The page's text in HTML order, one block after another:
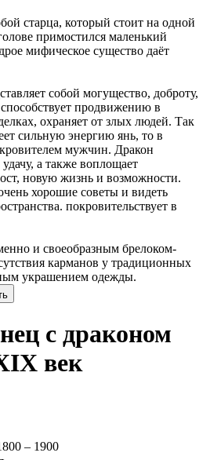
старца, который стоит на одной
примостился маленький
мифическое существо даёт
собой могущество, доброту,
продвижению в
охраняет от злых людей. Так
сильную энергию янь, то в
мужчин. Дракон
а также воплощает
новую жизнь и возможности.
хорошие советы и видеть
покровительствует в
и своеобразным брелоком-
карманов у традиционных
украшением одежды.
с драконом
век
– 1900